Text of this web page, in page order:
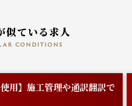
似ている求人
conditions
使用】施工管理や通訳翻訳で